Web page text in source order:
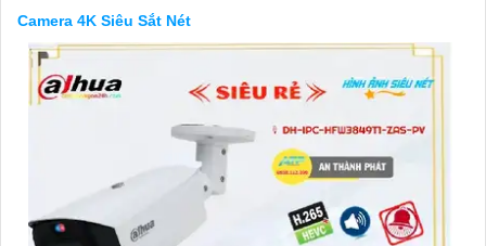
Camera 4K Siêu Sắt Nét